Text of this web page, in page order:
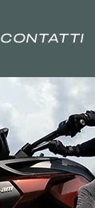
CONTATTI